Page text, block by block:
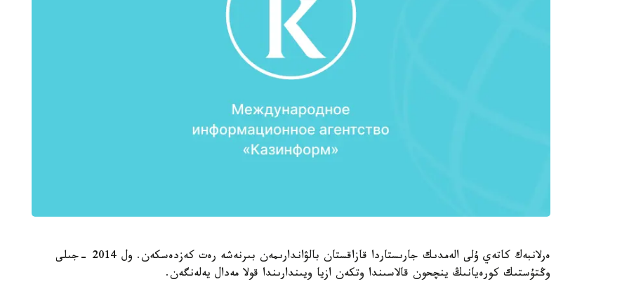
ەرلانبەك كاتەي ۇلى الەمدىك جارىستاردا قازاقستان بالۋاندارىمەن بىرنەشە رەت كەزدەسكەن. ول 2014 -جىلى
وڭتۇستىك كورەيانىڭ ينچحون قالاسىندا وتكەن ازيا ويىندارىندا قولا مەدال يەلەنگەن.